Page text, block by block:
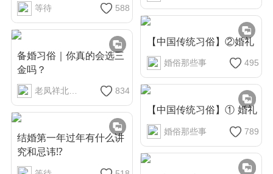
等待 588
备婚习俗｜你真的会选三
金吗？
834
结婚第一年过年有什么讲
究和忌讳⁉️
【中国传统习俗】②婚礼
婚俗那些事 495
【中国传统习俗】① 婚礼
婚俗那些事 789